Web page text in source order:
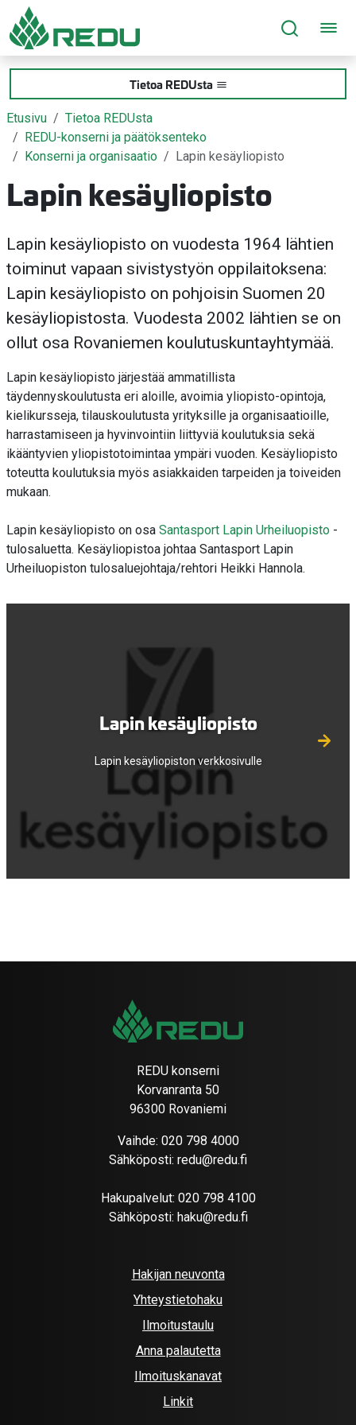
Siirry sivusisältöön
Tietoa REDUsta
Etusivu
Tietoa REDUsta
REDU-konserni ja päätöksenteko
Konserni ja organisaatio
Lapin kesäyliopisto
Lapin kesäyliopisto
Lapin kesäyliopisto on vuodesta 1964 lähtien
toiminut vapaan sivistystyön oppilaitoksena:
Lapin kesäyliopisto on pohjoisin Suomen 20
kesäyliopistosta. Vuodesta 2002 lähtien se on
ollut osa Rovaniemen koulutuskuntayhtymää.
Lapin kesäyliopisto järjestää ammatillista
täydennyskoulutusta eri aloille, avoimia yliopisto-opintoja,
kielikursseja, tilauskoulutusta yrityksille ja organisaatioille,
harrastamiseen ja hyvinvointiin liittyviä koulutuksia sekä
ikääntyvien yliopistotoimintaa ympäri vuoden. Kesäyliopisto
toteutta koulutuksia myös asiakkaiden tarpeiden ja toiveiden
mukaan.
Lapin kesäyliopisto on osa Santasport Lapin Urheiluopisto -
tulosaluetta. Kesäyliopistoa johtaa Santasport Lapin
Urheiluopiston tulosaluejohtaja/rehtori Heikki Hannola.
Lapin kesäyliopisto
Lapin kesäyliopiston verkkosivulle
REDU konserni
Korvanranta 50
96300 Rovaniemi
Vaihde: 020 798 4000
Sähköposti: redu@redu.fi
Hakupalvelut: 020 798 4100
Sähköposti: haku@redu.fi
Hakijan neuvonta
Yhteystietohaku
Ilmoitustaulu
Anna palautetta
Ilmoituskanavat
Linkit